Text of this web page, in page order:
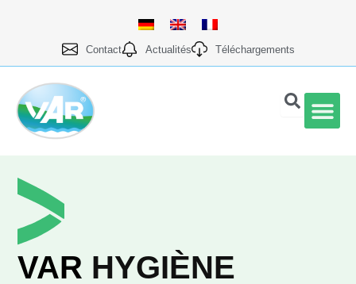
Contact Actualités Téléchargements
VAR HYGIÈNE